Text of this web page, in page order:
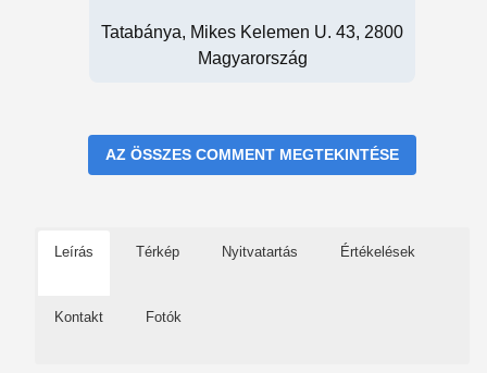
Tatabánya, Mikes Kelemen U. 43, 2800
Magyarország
AZ ÖSSZES COMMENT MEGTEKINTÉSE
Leírás Térkép Nyitvatartás Értékelések
Kontakt Fotók